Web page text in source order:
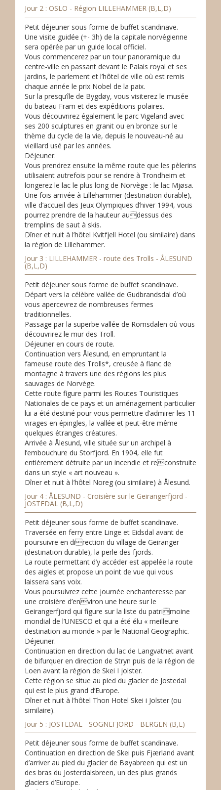
Jour 2 : OSLO - Région LILLEHAMMER (B,L,D)
Petit déjeuner sous forme de buffet scandinave.
Une visite guidée (+- 3h) de la capitale norvégienne
sera opérée par un guide local officiel.
Vous commencerez par un tour panoramique du
centre-ville en passant devant le Palais royal et ses
jardins, le parlement et l’hôtel de ville où est remis
chaque année le prix Nobel de la paix.
Sur la presqu’île de Bygdøy, vous visiterez le musée
du bateau Fram et des expéditions polaires.
Vous découvrirez également le parc Vigeland avec
ses 200 sculptures en granit ou en bronze sur le
thème du cycle de la vie, depuis le nouveau-né au
vieillard usé par les années.
Déjeuner.
Vous prendrez ensuite la même route que les pèlerins
utilisaient autrefois pour se rendre à Trondheim et
longerez le lac le plus long de Norvège : le lac Mjøsa.
Une fois arrivée à Lillehammer (destination durable),
ville d’accueil des Jeux Olympiques d’hiver 1994, vous
pourrez prendre de la hauteur audessus des
tremplins de saut à skis.
Dîner et nuit à l’hôtel Kvitfjell Hotel (ou similaire) dans
la région de Lillehammer.
Jour 3 : LILLEHAMMER - route des Trolls - ÅLESUND
(B,L,D)
Petit déjeuner sous forme de buffet scandinave.
Départ vers la célèbre vallée de Gudbrandsdal d’où
vous apercevrez de nombreuses fermes
traditionnelles.
Passage par la superbe vallée de Romsdalen où vous
découvrirez le mur des Troll.
Déjeuner en cours de route.
Continuation vers Ålesund, en empruntant la
fameuse route des Trolls*, creusée à flanc de
montagne à travers une des régions les plus
sauvages de Norvège.
Cette route figure parmi les Routes Touristiques
Nationales de ce pays et un aménagement particulier
lui a été destiné pour vous permettre d’admirer les 11
virages en épingles, la vallée et peut-être même
quelques étranges créatures.
Arrivée à Ålesund, ville située sur un archipel à
l’embouchure du Storfjord. En 1904, elle fut
entièrement détruite par un incendie et reconstruite
dans un style « art nouveau ».
Dîner et nuit à l’hôtel Noreg (ou similaire) à Ålesund.
Jour 4 : ÅLESUND - Croisière sur le Geirangerfjord -
JOSTEDAL (B,L,D)
Petit déjeuner sous forme de buffet scandinave.
Traversée en ferry entre Linge et Eidsdal avant de
poursuivre en direction du village de Geiranger
(destination durable), la perle des fjords.
La route permettant d’y accéder est appelée la route
des aigles et propose un point de vue qui vous
laissera sans voix.
Vous poursuivrez cette journée enchanteresse par
une croisière d’environ une heure sur le
Geirangerfjord qui figure sur la liste du patrimoine
mondial de l’UNESCO et qui a été élu « meilleure
destination au monde » par le National Geographic.
Déjeuner.
Continuation en direction du lac de Langvatnet avant
de bifurquer en direction de Stryn puis de la région de
Loen avant la région de Skei I jolster.
Cette région se situe au pied du glacier de Jostedal
qui est le plus grand d’Europe.
Dîner et nuit à l’hôtel Thon Hotel Skei i Jolster (ou
similaire).
Jour 5 : JOSTEDAL - SOGNEFJORD - BERGEN (B,L)
Petit déjeuner sous forme de buffet scandinave.
Continuation en direction de Skei puis Fjærland avant
d’arriver au pied du glacier de Bøyabreen qui est un
des bras du Josterdalsbreen, un des plus grands
glaciers d’Europe.